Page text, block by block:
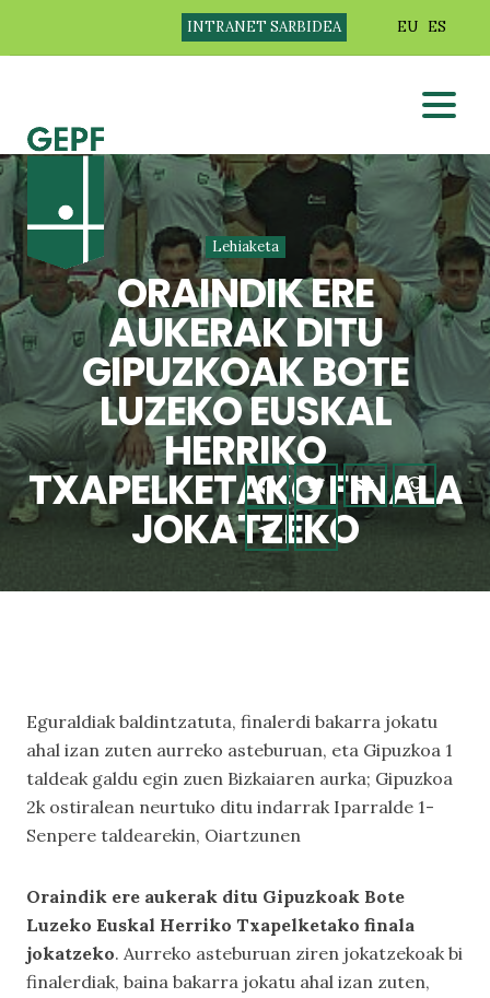
INTRANET SARBIDEA EU ES
Lehiaketa
ORAINDIK ERE
AUKERAK DITU
GIPUZKOAK BOTE
LUZEKO EUSKAL
HERRIKO
TXAPELKETAKO FINALA
JOKATZEKO
Eguraldiak baldintzatuta, finalerdi bakarra jokatu
ahal izan zuten aurreko asteburuan, eta Gipuzkoa 1
taldeak galdu egin zuen Bizkaiaren aurka; Gipuzkoa
2k ostiralean neurtuko ditu indarrak Iparralde 1-
Senpere taldearekin, Oiartzunen
Oraindik ere aukerak ditu Gipuzkoak Bote
Luzeko Euskal Herriko Txapelketako finala
jokatzeko. Aurreko asteburuan ziren jokatzekoak bi
finalerdiak, baina bakarra jokatu ahal izan zuten,